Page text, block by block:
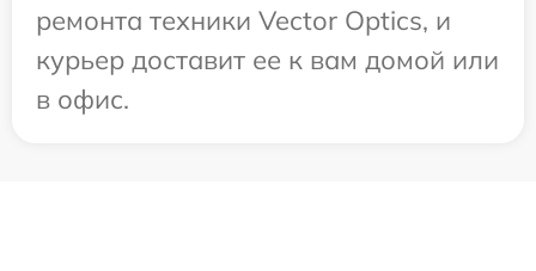
ремонта техники Vector Optics, и
курьер доставит ее к вам домой или
в офис.